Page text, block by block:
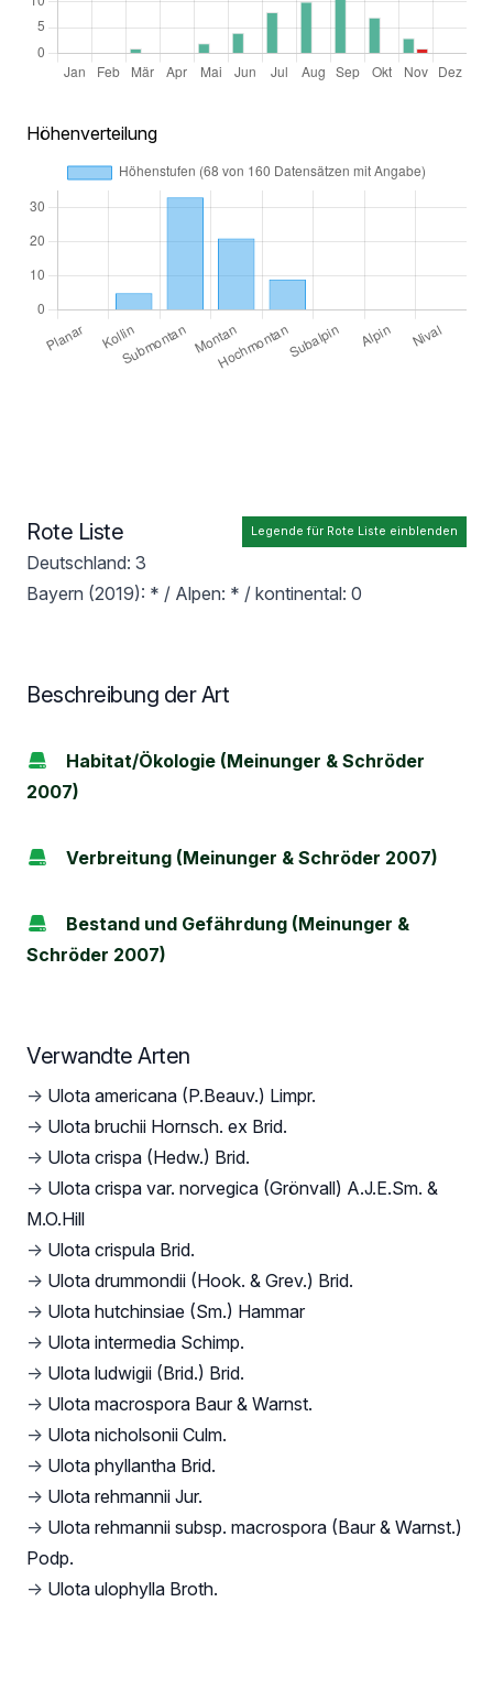
Höhenverteilung
Legende für Rote Liste einblenden
Rote Liste
Deutschland: 3
Bayern (2019): * / Alpen: * / kontinental: 0
Beschreibung der Art
Habitat/Ökologie (Meinunger & Schröder
2007)
Verbreitung (Meinunger & Schröder 2007)
Bestand und Gefährdung (Meinunger &
Schröder 2007)
Verwandte Arten
→ Ulota americana (P.Beauv.) Limpr.
→ Ulota bruchii Hornsch. ex Brid.
→ Ulota crispa (Hedw.) Brid.
→ Ulota crispa var. norvegica (Grönvall) A.J.E.Sm. &
M.O.Hill
→ Ulota crispula Brid.
→ Ulota drummondii (Hook. & Grev.) Brid.
→ Ulota hutchinsiae (Sm.) Hammar
→ Ulota intermedia Schimp.
→ Ulota ludwigii (Brid.) Brid.
→ Ulota macrospora Baur & Warnst.
→ Ulota nicholsonii Culm.
→ Ulota phyllantha Brid.
→ Ulota rehmannii Jur.
→ Ulota rehmannii subsp. macrospora (Baur & Warnst.)
Podp.
→ Ulota ulophylla Broth.